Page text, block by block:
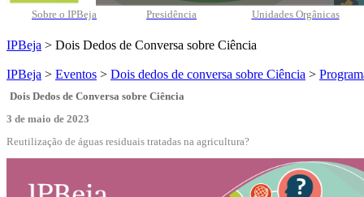
Sobre o IPBeja Presidência Unidades Orgânicas
IPBeja > Dois Dedos de Conversa sobre Ciência
IPBeja > Eventos > Dois dedos de conversa sobre Ciência >
Dois Dedos de Conversa sobre Ciência
3 de maio de 2023
Reutilização de águas residuais tratadas na agricultura?